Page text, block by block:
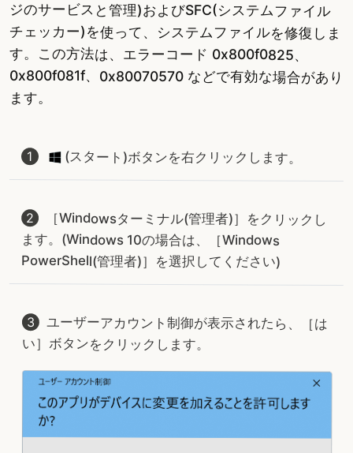
ジのサービスと管理)およびSFC(システムファイル
チェッカー)を使って、システムファイルを修復しま
す。この方法は、エラーコード 0x800f0825、
0x800f081f、0x80070570 などで有効な場合があり
ます。
(スタート)ボタンを右クリックします。
［Windowsターミナル(管理者)］をクリックし
ます。(Windows 10の場合は、［Windows
PowerShell(管理者)］を選択してください)
ユーザーアカウント制御が表示されたら、［は
い］ボタンをクリックします。